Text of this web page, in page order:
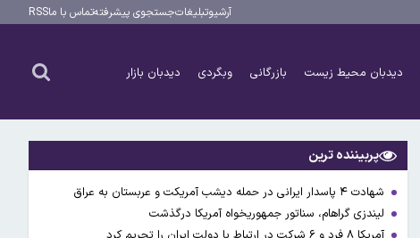
آرشیوتبلیغاتجستجوی پیشرفتهتماس با ماRSS
دیدبان محیط زیست بازرگانی وبگردی دیدبان بازار
پربیننده ترین
شهادت ۴ پاسدار ایرانی در حمله دیشب آمریکت و عربستان به عراق
لیندزی گراهام، سناتور جمهوریخواه آمریکا درگذشت